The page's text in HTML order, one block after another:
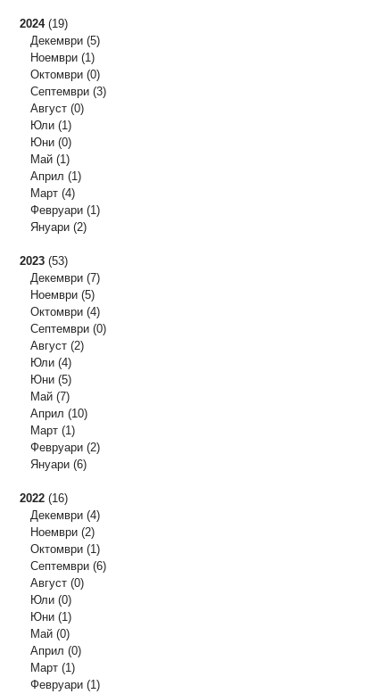
2024(19)
Декември (5)
Ноември (1)
Октомври (0)
Септември (3)
Август (0)
Юли (1)
Юни (0)
Май (1)
Април (1)
Март (4)
Февруари (1)
Януари (2)
2023 (53)
Декември (7)
Ноември (5)
Октомври (4)
Септември (0)
Август (2)
Юли (4)
Юни (5)
Май (7)
Април (10)
Март (1)
Февруари (2)
Януари (6)
2022 (16)
Декември (4)
Ноември (2)
Октомври (1)
Септември (6)
Август (0)
Юли (0)
Юни (1)
Май (0)
Април (0)
Март (1)
Февруари (1)